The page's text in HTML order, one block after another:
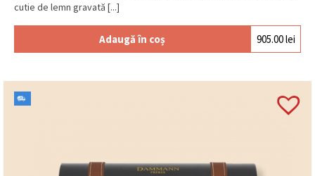
cutie de lemn gravată [...]
Adaugă în coș 905.00lei